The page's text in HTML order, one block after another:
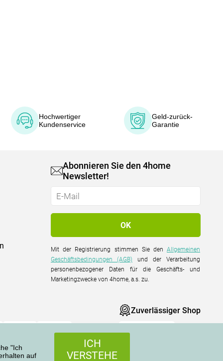
"Ich
auf
ICH
VERSTEHE
Hochwertiger
Kundenservice
Geld-zurück-
Garantie
Abonnieren Sie den 4home
Newsletter!
Mit der Registrierung stimmen Sie denAllgemeinen
Geschäftsbedingungen (AGB) und der Verarbeitung
personenbezogener Daten für die Geschäfts- und
Marketingzwecke von 4home, a.s. zu.
Zuverlässiger Shop